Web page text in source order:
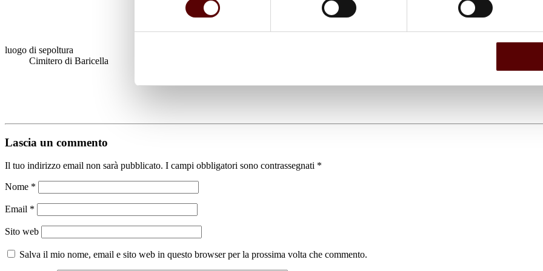
luogo di sepoltura
Cimitero di Baricella
Lascia un commento
Il tuo indirizzo email non sarà pubblicato. I campi obbligatori sono contrassegnati *
Nome *
Email *
Sito web
Salva il mio nome, email e sito web in questo browser per la prossima volta che commento.